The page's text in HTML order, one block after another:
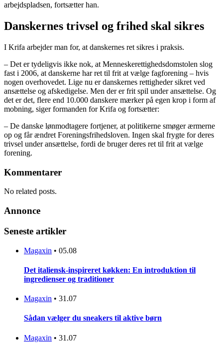
arbejdspladsen, fortsætter han.
Danskernes trivsel og frihed skal sikres
I Krifa arbejder man for, at danskernes ret sikres i praksis.
– Det er tydeligvis ikke nok, at Menneskerettighedsdomstolen slog
fast i 2006, at danskerne har ret til frit at vælge fagforening – hvis
nogen overhovedet. Lige nu er danskernes rettigheder sikret ved
ansættelse og afskedigelse. Men der er frit spil under ansættelse. Og
det er det, flere end 10.000 danskere mærker på egen krop i form af
mobning, siger formanden for Krifa og fortsætter:
– De danske lønmodtagere fortjener, at politikerne smøger ærmerne
op og får ændret Foreningsfrihedsloven. Ingen skal frygte for deres
trivsel under ansættelse, fordi de bruger deres ret til frit at vælge
forening.
Kommentarer
No related posts.
Annonce
Seneste artikler
Magaxin • 05.08
Det italiensk-inspireret køkken: En introduktion til
ingredienser og traditioner
Magaxin • 31.07
Sådan vælger du sneakers til aktive børn
Magaxin • 31.07